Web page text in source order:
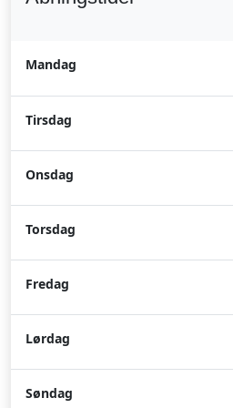
Mandag
Tirsdag
Onsdag
Torsdag
Fredag
Lørdag
Søndag